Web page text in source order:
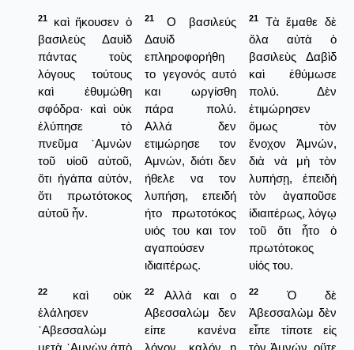
21
καὶ ἤκουσεν ὁ
βασιλεὺς Δαυὶδ
πάντας τοὺς
λόγους τούτους
καὶ ἐθυμώθη
σφόδρα· καὶ οὐκ
ἐλύπησε τὸ
πνεῦμα ᾿Αμνὼν
τοῦ υἱοῦ αὐτοῦ,
ὅτι ἠγάπα αὐτόν,
ὅτι πρωτότοκος
αὐτοῦ ἦν.
21
Ο βασιλεύς
Δαυίδ
επληροφορήθη
το γεγονός αυτό
και ωργίσθη
πάρα πολύ.
Αλλά δεν
ετιμώρησε τον
Αμνών, διότι δεν
ήθελε να τον
λυπήση, επειδή
ήτο πρωτοτόκος
υιός του και τον
αγαπούσεν
ιδιαιτέρως.
21
Τὰ ἔμαθε δὲ
ὅλα αὐτὰ ὁ
βασιλεὺς Δαβὶδ
καὶ ἐθύμωσε
πολύ. Δὲν
ἐτιμώρησεν
ὅμως τὸν
ἔνοχον Ἀμνών,
διὰ νὰ μὴ τὸν
λυπήσῃ, ἐπειδὴ
τὸν ἀγαποῦσε
ἰδιαιτέρως, λόγῳ
τοῦ ὅτι ἦτο ὁ
πρωτότοκος
υἱός του.
22
καὶ οὐκ
ἐλάλησεν
᾿Αβεσσαλὼμ
μετὰ ᾿Αμνὼν ἀπὸ
22
Αλλά και ο
Αβεσσαλώμ δεν
είπε κανένα
λόγον, καλόν η
22
Ὁ δὲ
Ἀβεσσαλὼμ δὲν
εἶπε τίποτε εἰς
τὸν Ἀμνών, οὔτε